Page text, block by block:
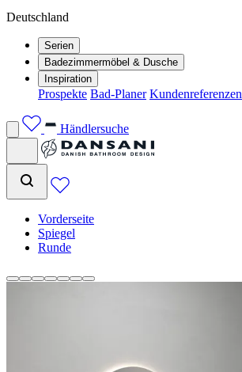
Deutschland
Serien
Badezimmermöbel & Dusche
Inspiration
Prospekte Bad-Planer Kundenreferenzen
Händlersuche
Vorderseite
Spiegel
Runde